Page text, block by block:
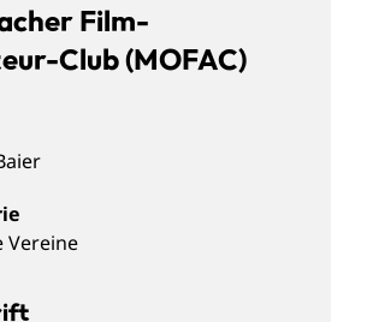
Film-
Club (MOFAC)
Vereine